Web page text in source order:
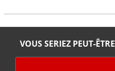
VOUS SERIEZ PEUT-